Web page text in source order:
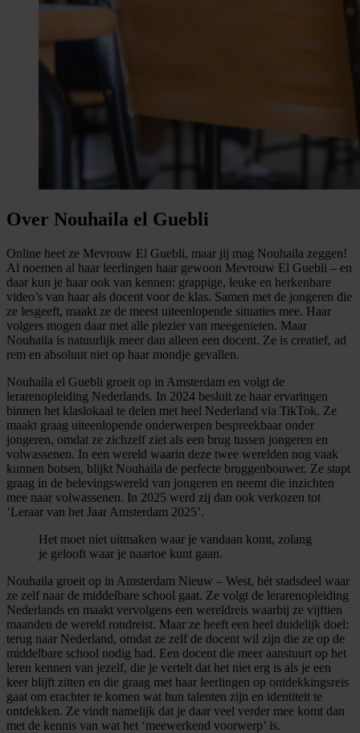
Over Nouhaila el Guebli
Online heet ze Mevrouw El Guebli, maar jij mag Nouhaila zeggen!
Al noemen al haar leerlingen haar gewoon Mevrouw El Guebli – en
daar kun je haar ook van kennen: grappige, leuke en herkenbare
video’s van haar als docent voor de klas. Samen met de jongeren die
ze lesgeeft, maakt ze de meest uiteenlopende situaties mee. Haar
volgers mogen daar met alle plezier van meegenieten. Maar
Nouhaila is natuurlijk meer dan alleen een docent. Ze is creatief, ad
rem en absoluut niet op haar mondje gevallen.
Nouhaila el Guebli groeit op in Amsterdam en volgt de
lerarenopleiding Nederlands. In 2024 besluit ze haar ervaringen
binnen het klaslokaal te delen met heel Nederland via TikTok. Ze
maakt graag uiteenlopende onderwerpen bespreekbaar onder
jongeren, omdat ze zichzelf ziet als een brug tussen jongeren en
volwassenen. In een wereld waarin deze twee werelden nog vaak
kunnen botsen, blijkt Nouhaila de perfecte bruggenbouwer. Ze stapt
graag in de belevingswereld van jongeren en neemt die inzichten
mee naar volwassenen. In 2025 werd zij dan ook verkozen tot
‘Leraar van het Jaar Amsterdam 2025’.
Het moet niet uitmaken waar je vandaan komt, zolang
je gelooft waar je naartoe kunt gaan.
Nouhaila groeit op in Amsterdam Nieuw – West, hét stadsdeel waar
ze zelf naar de middelbare school gaat. Ze volgt de lerarenopleiding
Nederlands en maakt vervolgens een wereldreis waarbij ze vijftien
maanden de wereld rondreist. Maar ze heeft een heel duidelijk doel:
terug naar Nederland, omdat ze zelf de docent wil zijn die ze op de
middelbare school nodig had. Een docent die meer aanstuurt op het
leren kennen van jezelf, die je vertelt dat het niet erg is als je een
keer blijft zitten en die graag met haar leerlingen op ontdekkingsreis
gaat om erachter te komen wat hun talenten zijn en identiteit te
ontdekken. Ze vindt namelijk dat je daar veel verder mee komt dan
met de kennis van wat het ‘meewerkend voorwerp’ is.